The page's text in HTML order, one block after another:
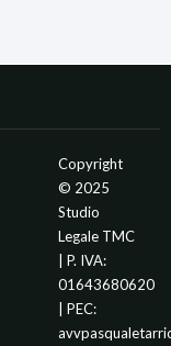
Copyright
© 2025
Studio
Legale TMC
| P. IVA:
01643680620
| PEC: